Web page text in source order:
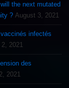
the next mutated
? August 3, 2021
infectés
2021
des
2021